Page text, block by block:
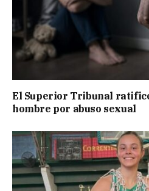
El Superior Tribunal
hombre por abuso sexual